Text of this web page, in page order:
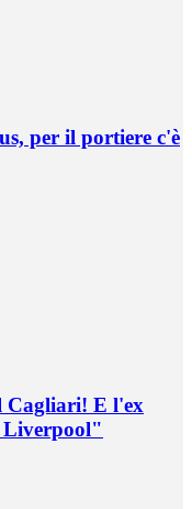
per il portiere c'è
Cagliari! E l'ex
Liverpool"